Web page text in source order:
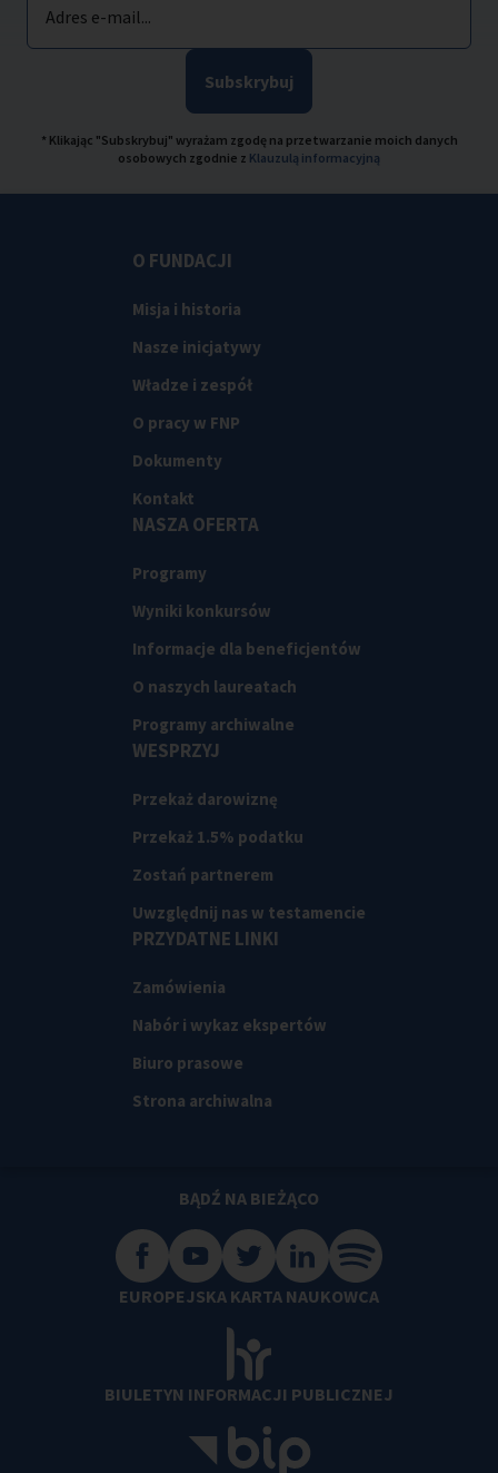
Adres e-mail...
Subskrybuj
* Klikając "Subskrybuj" wyrażam zgodę na przetwarzanie moich danych
osobowych zgodnie z Klauzulą informacyjną
O FUNDACJI
Misja i historia
Nasze inicjatywy
Władze i zespół
O pracy w FNP
Dokumenty
Kontakt
NASZA OFERTA
Programy
Wyniki konkursów
Informacje dla beneficjentów
O naszych laureatach
Programy archiwalne
WESPRZYJ
Przekaż darowiznę
Przekaż 1.5% podatku
Zostań partnerem
Uwzględnij nas w testamencie
PRZYDATNE LINKI
Zamówienia
Nabór i wykaz ekspertów
Biuro prasowe
Strona archiwalna
BĄDŹ NA BIEŻĄCO
EUROPEJSKA KARTA NAUKOWCA
BIULETYN INFORMACJI PUBLICZNEJ